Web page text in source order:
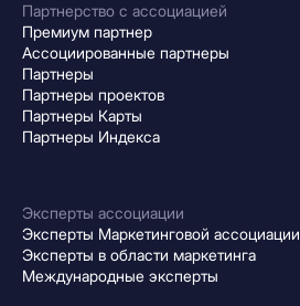
Партнерство с ассоциацией
Премиум партнер
Ассоциированные партнеры
Партнеры
Партнеры проектов
Партнеры Карты
Партнеры Индекса
Эксперты ассоциации
Эксперты Маркетинговой ассоциации
Эксперты в области маркетинга
Международные эксперты